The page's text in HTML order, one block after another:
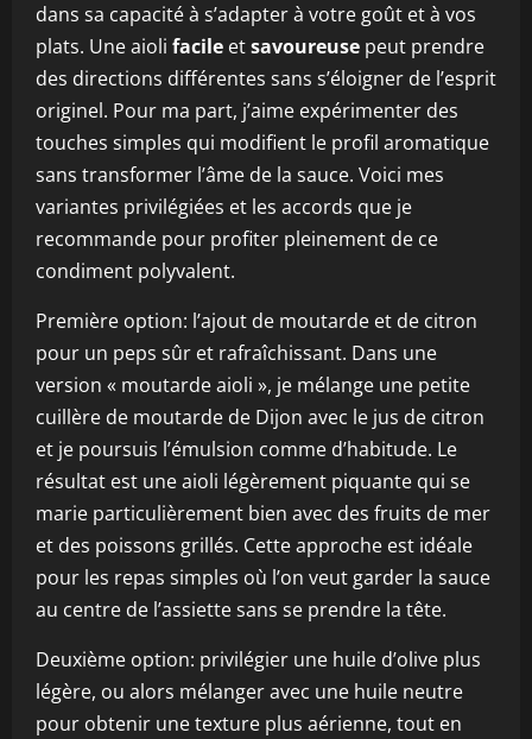
dans sa capacité à s’adapter à votre goût et à vos
plats. Une aioli facile etsavoureuse peut prendre
des directions différentes sans s’éloigner de l’esprit
originel. Pour ma part, j’aime expérimenter des
touches simples qui modifient le profil aromatique
sans transformer l’âme de la sauce. Voici mes
variantes privilégiées et les accords que je
recommande pour profiter pleinement de ce
condiment polyvalent.
Première option: l’ajout de moutarde et de citron
pour un peps sûr et rafraîchissant. Dans une
version « moutarde aioli », je mélange une petite
cuillère de moutarde de Dijon avec le jus de citron
et je poursuis l’émulsion comme d’habitude. Le
résultat est une aioli légèrement piquante qui se
marie particulièrement bien avec des fruits de mer
et des poissons grillés. Cette approche est idéale
pour les repas simples où l’on veut garder la sauce
au centre de l’assiette sans se prendre la tête.
Deuxième option: privilégier une huile d’olive plus
légère, ou alors mélanger avec une huile neutre
pour obtenir une texture plus aérienne, tout en